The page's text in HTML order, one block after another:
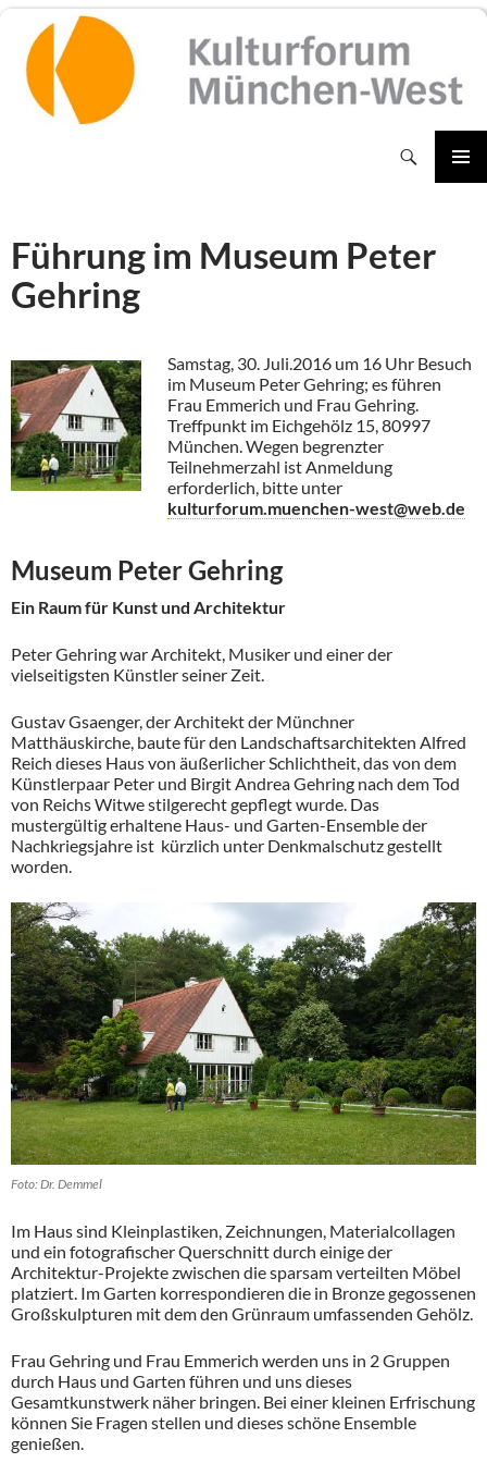
Inhalt
springen
Führung im Museum Peter
Gehring
Samstag, 30. Juli.2016 um 16 Uhr Besuch
im Museum Peter Gehring; es führen
Frau Emmerich und Frau Gehring.
Treffpunkt im Eichgehölz 15, 80997
München. Wegen begrenzter
Teilnehmerzahl ist Anmeldung
erforderlich, bitte unter
kulturforum.muenchen-west@web.de
Museum Peter Gehring
Ein Raum für Kunst und Architektur
Peter Gehring war Architekt, Musiker und einer der
vielseitigsten Künstler seiner Zeit.
Gustav Gsaenger, der Architekt der Münchner
Matthäuskirche, baute für den Landschaftsarchitekten Alfred
Reich dieses Haus von äußerlicher Schlichtheit, das von dem
Künstlerpaar Peter und Birgit Andrea Gehring nach dem Tod
von Reichs Witwe stilgerecht gepflegt wurde. Das
mustergültig erhaltene Haus- und Garten-Ensemble der
Nachkriegsjahre ist kürzlich unter Denkmalschutz gestellt
worden.
Foto: Dr. Demmel
Im Haus sind Kleinplastiken, Zeichnungen, Materialcollagen
und ein fotografischer Querschnitt durch einige der
Architektur-Projekte zwischen die sparsam verteilten Möbel
platziert. Im Garten korrespondieren die in Bronze gegossenen
Großskulpturen mit dem den Grünraum umfassenden Gehölz.
Frau Gehring und Frau Emmerich werden uns in 2 Gruppen
durch Haus und Garten führen und uns dieses
Gesamtkunstwerk näher bringen. Bei einer kleinen Erfrischung
können Sie Fragen stellen und dieses schöne Ensemble
genießen.